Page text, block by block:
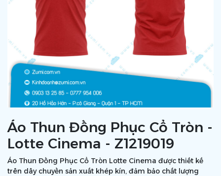
Áo Thun Đồng Phục Cổ Tròn -
Lotte Cinema - Z1219019
Áo Thun Đồng Phục Cổ Tròn Lotte Cinema được thiết kế
trên dây chuyền sản xuất khép kín, đảm bảo chất lượng